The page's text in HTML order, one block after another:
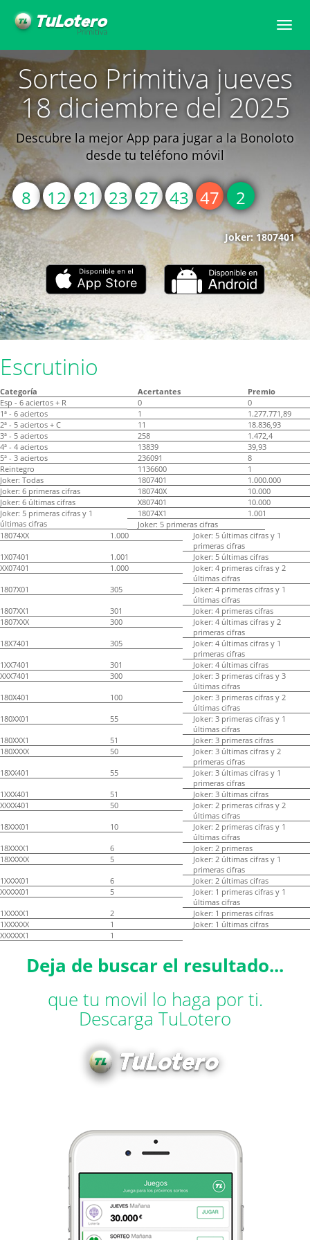
Toggle
Sorteo Primitiva jueves
18 diciembre del 2025
Descubre la mejor App para jugar a la Bonoloto
desde tu teléfono móvil
8 12 21 23 27 43 47 2
Joker: 1807401
Escrutinio
Categoría Acertantes
Premio
Esp - 6 aciertos + R
0
0
1ª - 6 aciertos
1
1.277.771,89
2ª - 5 aciertos + C
11
18.836,93
3ª - 5 aciertos
258
1.472,4
4ª - 4 aciertos
13839
39,93
5ª - 3 aciertos
236091
8
Reintegro
1136600
1
Joker: Todas
1807401
1.000.000
Joker: 6 primeras cifras
180740X
10.000
Joker: 6 últimas cifras
X807401
10.000
Joker: 5 primeras cifras y 1
últimas cifras
18074X1
1.001
Joker: 5 primeras cifras
18074XX
1.000
Joker: 5 últimas cifras y 1
primeras cifras
1X07401
1.001
Joker: 5 últimas cifras
XX07401
1.000
Joker: 4 primeras cifras y 2
últimas cifras
1807X01
305
Joker: 4 primeras cifras y 1
últimas cifras
1807XX1
301
Joker: 4 primeras cifras
1807XXX
300
Joker: 4 últimas cifras y 2
primeras cifras
18X7401
305
Joker: 4 últimas cifras y 1
primeras cifras
1XX7401
301
Joker: 4 últimas cifras
XXX7401
300
Joker: 3 primeras cifras y 3
últimas cifras
180X401
100
Joker: 3 primeras cifras y 2
últimas cifras
180XX01
55
Joker: 3 primeras cifras y 1
últimas cifras
180XXX1
51
Joker: 3 primeras cifras
180XXXX
50
Joker: 3 últimas cifras y 2
primeras cifras
18XX401
55
Joker: 3 últimas cifras y 1
primeras cifras
1XXX401
51
Joker: 3 últimas cifras
XXXX401
50
Joker: 2 primeras cifras y 2
últimas cifras
18XXX01
10
Joker: 2 primeras cifras y 1
últimas cifras
18XXXX1
6
Joker: 2 primeras
18XXXXX
5
Joker: 2 últimas cifras y 1
primeras cifras
1XXXX01
6
Joker: 2 últimas cifras
XXXXX01
5
Joker: 1 primeras cifras y 1
últimas cifras
1XXXXX1
2
Joker: 1 primeras cifras
1XXXXXX
1
Joker: 1 últimas cifras
XXXXXX1
1
Deja de buscar el resultado...
que tu movil lo haga por ti.
Descarga TuLotero